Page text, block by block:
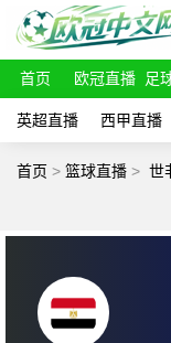
首页 欧冠直播 足
英超直播 西甲直播
首页 > 篮球直播 > 世